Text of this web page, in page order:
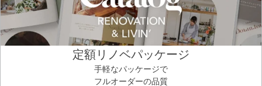
定額リノベパッケージ
手軽なパッケージで
フルオーダーの品質